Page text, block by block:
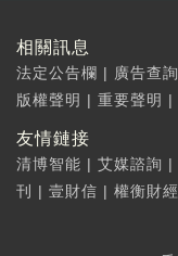
相關訊息
法定公告欄 | 廣告查詢
版權聲明 | 重要聲明 |
友情鏈接
清博智能 | 艾媒諮詢 |
刊
| 壹財信 | 權衡財經